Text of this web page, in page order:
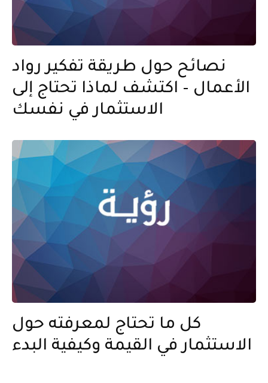
نصائح حول طريقة تفكير رواد
الأعمال – اكتشف لماذا تحتاج إلى
الاستثمار في نفسك
كل ما تحتاج لمعرفته حول
الاستثمار في القيمة وكيفية البدء